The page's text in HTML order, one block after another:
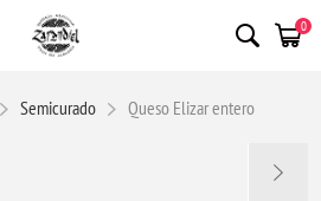
0
Semicurado Queso Elizar entero